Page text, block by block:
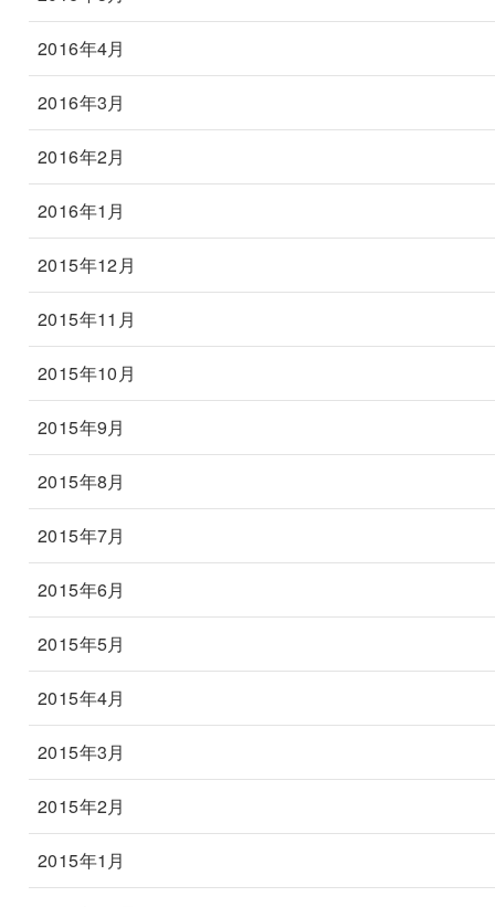
2016年4月
2016年3月
2016年2月
2016年1月
2015年12月
2015年11月
2015年10月
2015年9月
2015年8月
2015年7月
2015年6月
2015年5月
2015年4月
2015年3月
2015年2月
2015年1月